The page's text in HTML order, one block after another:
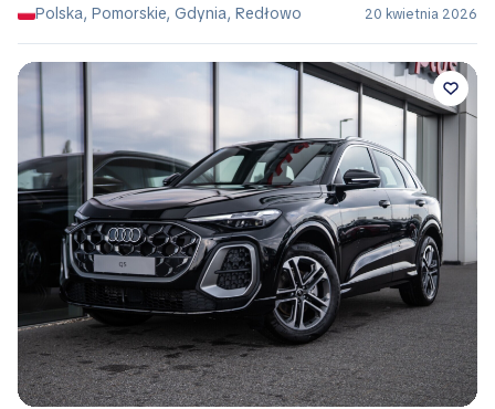
Polska, Pomorskie, Gdynia, Redłowo
20 kwietnia 2026